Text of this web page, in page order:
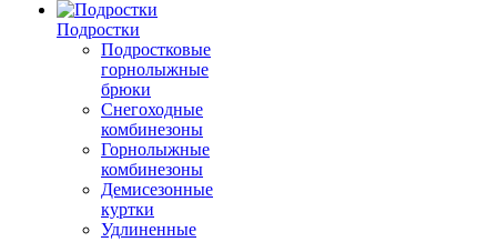
Подростки
Подростковые
горнолыжные
брюки
Снегоходные
комбинезоны
Горнолыжные
комбинезоны
Демисезонные
куртки
Удлиненные